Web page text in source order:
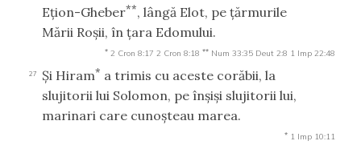
Eţion-Gheber**, lângă Elot, pe ţărmurile
Mării Roşii, în ţara Edomului.
* 2 Cron 8:17 2 Cron 8:18 ** Num 33:35 Deut 2:8 1 Imp 22:48
27 Şi Hiram* a trimis cu aceste corăbii, la
slujitorii lui Solomon, pe înşişi slujitorii lui,
marinari care cunoşteau marea.
* 1 Imp 10:11